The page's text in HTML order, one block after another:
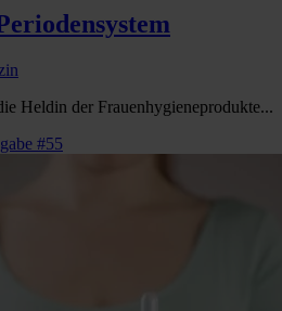
Heldin der Frauenhygieneprodukte...
#55